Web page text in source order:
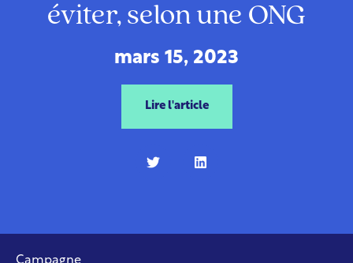
éviter, selon une ONG
mars 15, 2023
Lire l'article
Campagne